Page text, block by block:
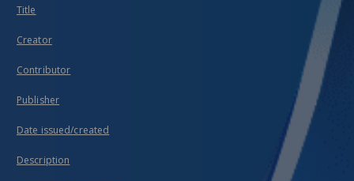
Title
Creator
Contributor
Publisher
Date issued/created
Description